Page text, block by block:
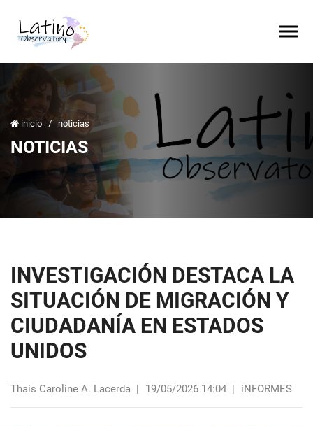
inicio / noticias
NOTICIAS
INVESTIGACIÓN DESTACA LA
SITUACIÓN DE MIGRACIÓN Y
CIUDADANÍA EN ESTADOS
UNIDOS
Thais Caroline A. Lacerda | 19/05/2026 14:04 | iNFORMES